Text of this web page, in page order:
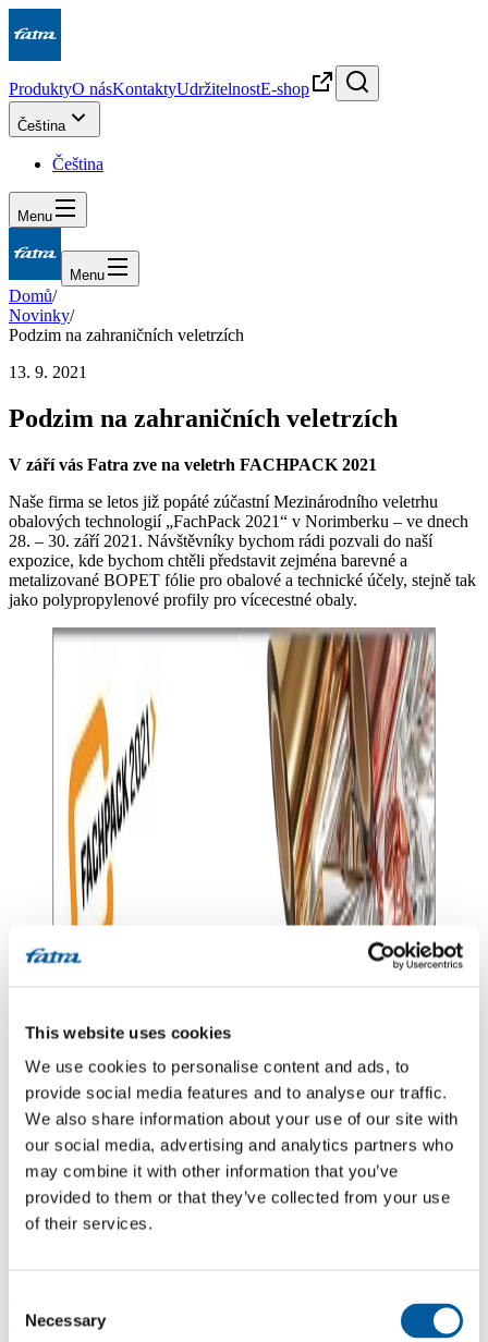
This website uses cookies
We use cookies to personalise content and ads, to
provide social media features and to analyse our traffic.
We also share information about your use of our site with
our social media, advertising and analytics partners who
may combine it with other information that you’ve
provided to them or that they’ve collected from your use
of their services.
Selection
Necessary
ProduktyO násKontaktyUdržitelnostE-shop
Čeština
Čeština
Menu
Menu
Domů/
Novinky/
Podzim na zahraničních veletrzích
13. 9. 2021
Podzim na zahraničních veletrzích
V září vás Fatra zve na veletrh FACHPACK 2021
Naše firma se letos již popáté zúčastní Mezinárodního veletrhu
obalových technologií „FachPack 2021“ v Norimberku – ve dnech
28. – 30. září 2021. Návštěvníky bychom rádi pozvali do naší
expozice, kde bychom chtěli představit zejména barevné a
metalizované BOPET fólie pro obalové a technické účely, stejně tak
jako polypropylenové profily pro vícecestné obaly.
V říjnu Vás Fatra zve na veletrh INDEX